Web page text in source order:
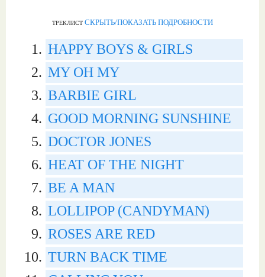
ТРЕКЛИСТ СКРЫТЬ/ПОКАЗАТЬ ПОДРОБНОСТИ
HAPPY BOYS & GIRLS
MY OH MY
BARBIE GIRL
GOOD MORNING SUNSHINE
DOCTOR JONES
HEAT OF THE NIGHT
BE A MAN
LOLLIPOP (CANDYMAN)
ROSES ARE RED
TURN BACK TIME